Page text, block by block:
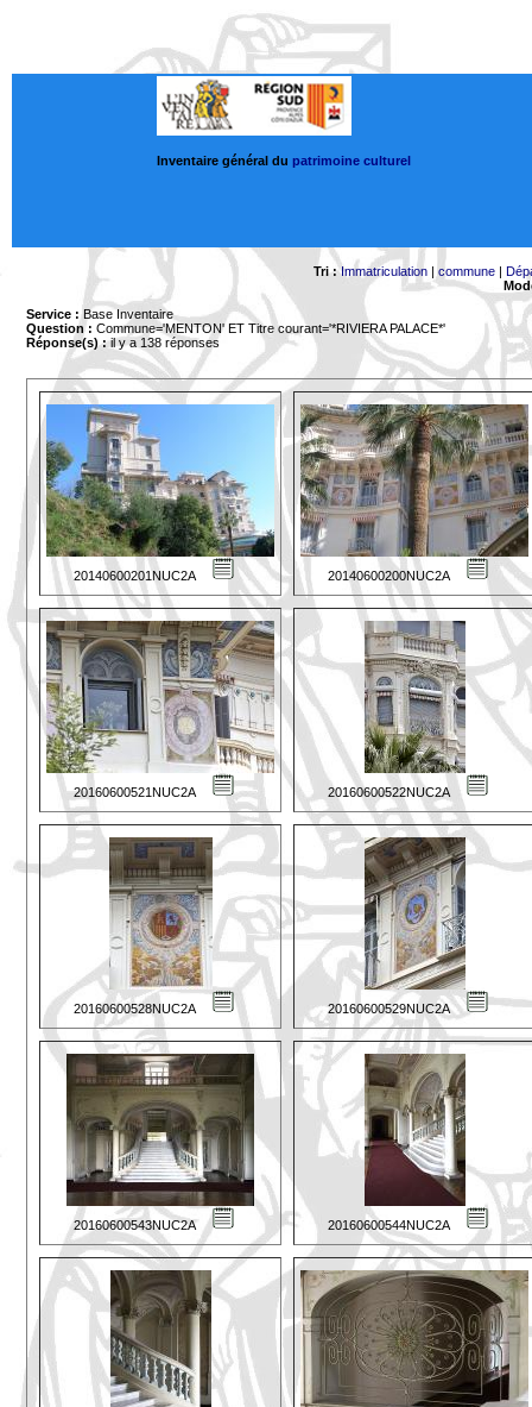
Inventaire général du patrimoine culturel
Tri : Immatriculation |commune |
Service : Base Inventaire
Question : Commune='MENTON' ET Titre courant='*RIVIERA PALACE*'
Réponse(s) :il y a 138 réponses
20140600201NUC2A 20140600200NUC2A
20160600521NUC2A 20160600522NUC2A
20160600528NUC2A 20160600529NUC2A
20160600543NUC2A 20160600544NUC2A